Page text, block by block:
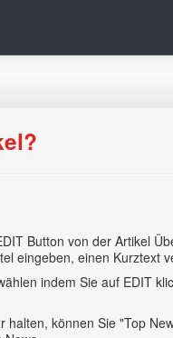
Button von der Artikel
eingeben, einen Kurztext
indem Sie auf EDIT
können Sie "Top